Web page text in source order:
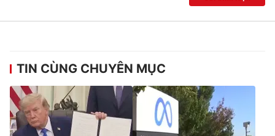
TIN CÙNG CHUYÊN MỤC